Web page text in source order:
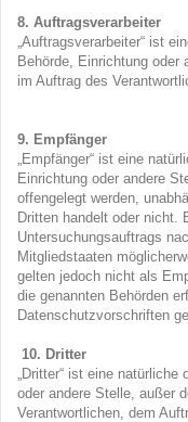
8. Auftragsverarbeiter
„Auftragsverarbeiter“ ist
Behörde, Einrichtung oder
im Auftrag des
9. Empfänger
„Empfänger“ ist eine
Einrichtung oder andere
offengelegt werden,
Dritten handelt oder nicht.
Untersuchungsauftrags
Mitgliedstaaten
gelten jedoch nicht als
die genannten Behörden
Datenschutzvorschriften
10. Dritter
„Dritter“ ist eine
oder andere Stelle, außer
Verantwortlichen, dem